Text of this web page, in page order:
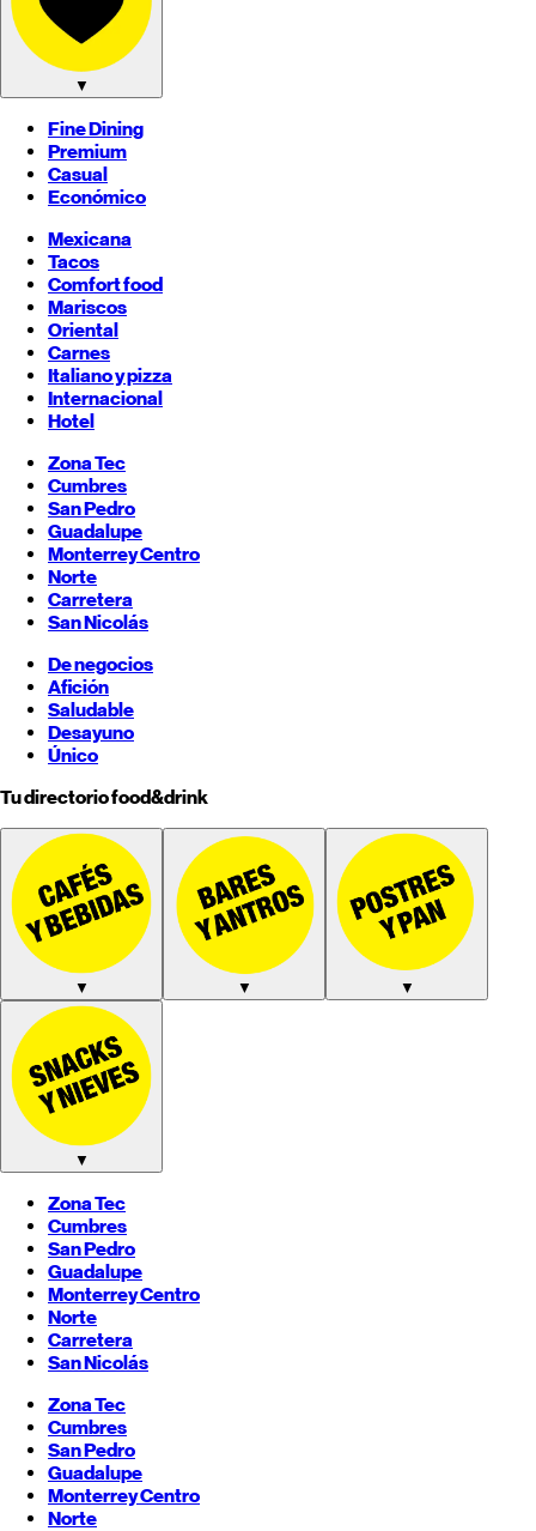
▼
Fine Dining
Premium
Casual
Económico
Mexicana
Tacos
Comfort food
Mariscos
Oriental
Carnes
Italiano y pizza
Internacional
Hotel
Zona Tec
Cumbres
San Pedro
Guadalupe
MonterreyCentro
Norte
Carretera
San Nicolás
De negocios
Afición
Saludable
Desayuno
Único
Tu directorio food&drink
▼ ▼ ▼
▼
Zona Tec
Cumbres
San Pedro
Guadalupe
MonterreyCentro
Norte
Carretera
San Nicolás
Zona Tec
Cumbres
San Pedro
Guadalupe
MonterreyCentro
Norte